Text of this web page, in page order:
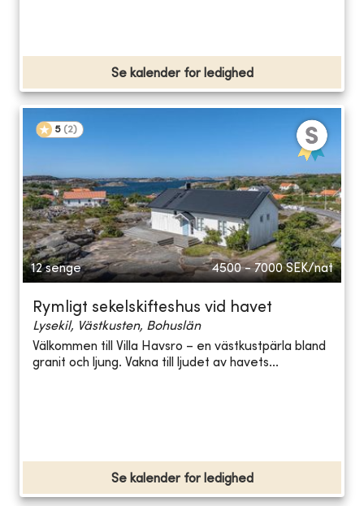
Se kalender for ledighed
5 (2)
12 senge 4500 - 7000 SEK/nat
Rymligt sekelskifteshus vid havet
Lysekil, Västkusten, Bohuslän
Välkommen till Villa Havsro – en västkustpärla bland
granit och ljung. Vakna till ljudet av havets...
Se kalender for ledighed